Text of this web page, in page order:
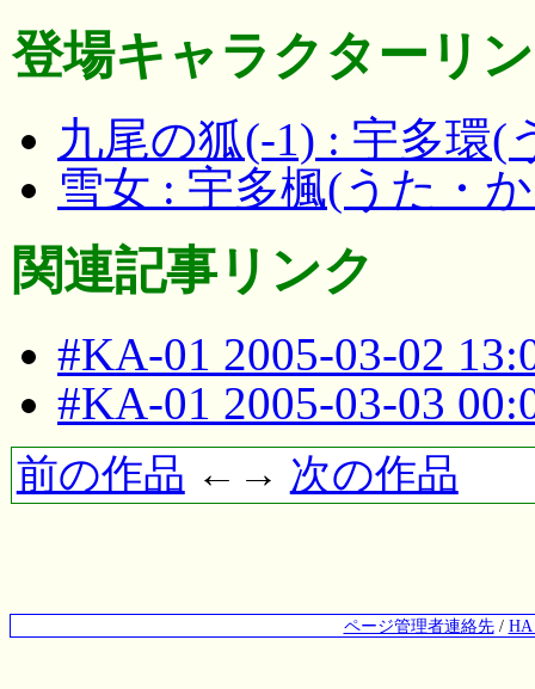
登場キャラクターリ
九尾の狐(-1) : 宇多環(
雪女 : 宇多楓(うた・
関連記事リンク
#KA-01 2005-03-02
#KA-01 2005-03-03
前の作品 ←→ 次の作品
ページ管理者連絡先/ HA